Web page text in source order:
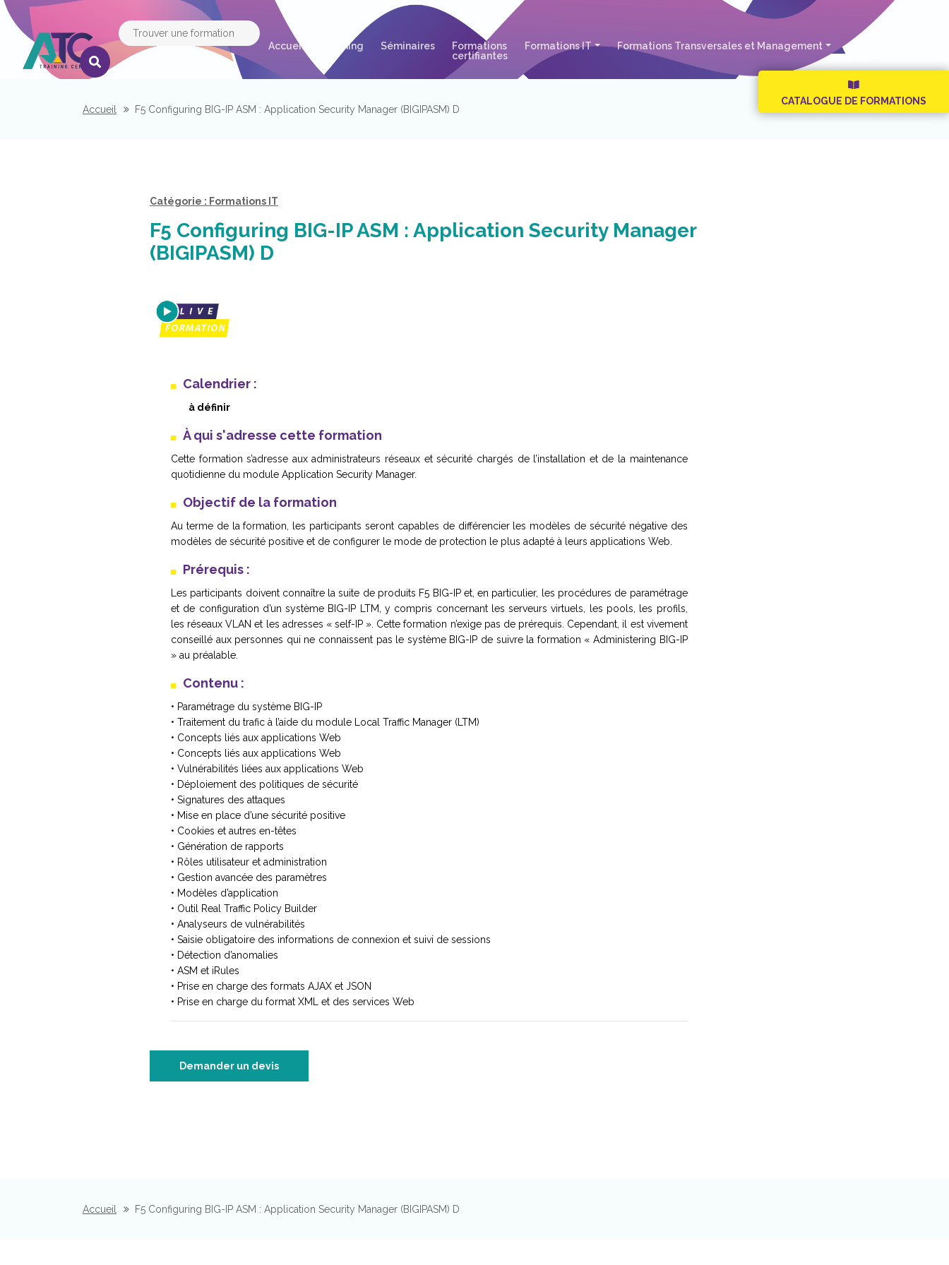
Accueil Planning (current)
Séminaires(current)
Formations
certifiantes(current)
Formations IT Formations Transversales et Management
A
CATALOGUE DE FORMATIONS
Accueil F5 Configuring BIG-IP ASM : Application Security Manager (BIGIPASM) D
Catégorie : Formations IT
F5 Configuring BIG-IP ASM : Application Security Manager
(BIGIPASM) D
Calendrier :
à définir
À qui s'adresse cette formation
Cette formation s’adresse aux administrateurs réseaux et sécurité chargés de l’installation et de la maintenance
quotidienne du module Application Security Manager.
Objectif de la formation
Au terme de la formation, les participants seront capables de différencier les modèles de sécurité négative des
modèles de sécurité positive et de configurer le mode de protection le plus adapté à leurs applications Web.
Prérequis :
Les participants doivent connaître la suite de produits F5 BIG-IP et, en particulier, les procédures de paramétrage
et de configuration d’un système BIG-IP LTM, y compris concernant les serveurs virtuels, les pools, les profils,
les réseaux VLAN et les adresses « self-IP ». Cette formation n’exige pas de prérequis. Cependant, il est vivement
conseillé aux personnes qui ne connaissent pas le système BIG-IP de suivre la formation « Administering BIG-IP
» au préalable.
Contenu :
• Paramétrage du système BIG-IP
• Traitement du trafic à l’aide du module Local Traffic Manager (LTM)
• Concepts liés aux applications Web
• Concepts liés aux applications Web
• Vulnérabilités liées aux applications Web
• Déploiement des politiques de sécurité
• Signatures des attaques
• Mise en place d’une sécurité positive
• Cookies et autres en-têtes
• Génération de rapports
• Rôles utilisateur et administration
• Gestion avancée des paramètres
• Modèles d’application
• Outil Real Traffic Policy Builder
• Analyseurs de vulnérabilités
• Saisie obligatoire des informations de connexion et suivi de sessions
• Détection d’anomalies
• ASM et iRules
• Prise en charge des formats AJAX et JSON
• Prise en charge du format XML et des services Web
Demander un devis
Accueil F5 Configuring BIG-IP ASM : Application Security Manager (BIGIPASM) D